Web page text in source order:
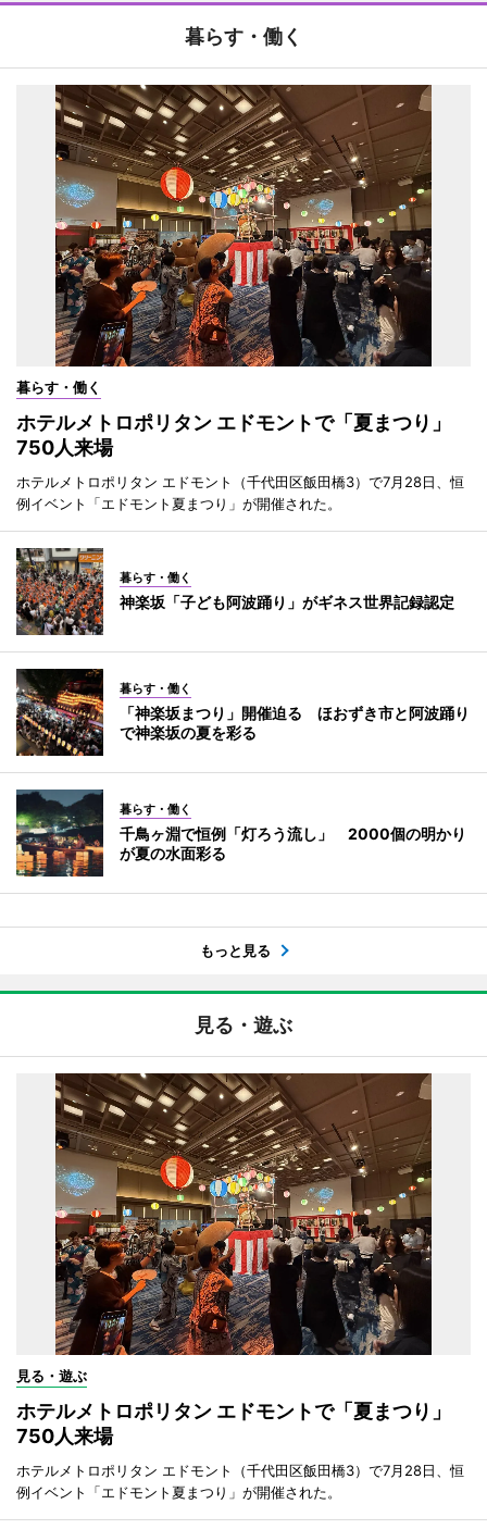
暮らす・働く
暮らす・働く
ホテルメトロポリタン エドモントで「夏まつり」
750人来場
ホテルメトロポリタン エドモント（千代田区飯田橋3）で7月28日、恒
例イベント「エドモント夏まつり」が開催された。
暮らす・働く
神楽坂「子ども阿波踊り」がギネス世界記録認定
暮らす・働く
「神楽坂まつり」開催迫る ほおずき市と阿波踊り
で神楽坂の夏を彩る
暮らす・働く
千鳥ヶ淵で恒例「灯ろう流し」 2000個の明かり
が夏の水面彩る
もっと見る
見る・遊ぶ
見る・遊ぶ
ホテルメトロポリタン エドモントで「夏まつり」
750人来場
ホテルメトロポリタン エドモント（千代田区飯田橋3）で7月28日、恒
例イベント「エドモント夏まつり」が開催された。